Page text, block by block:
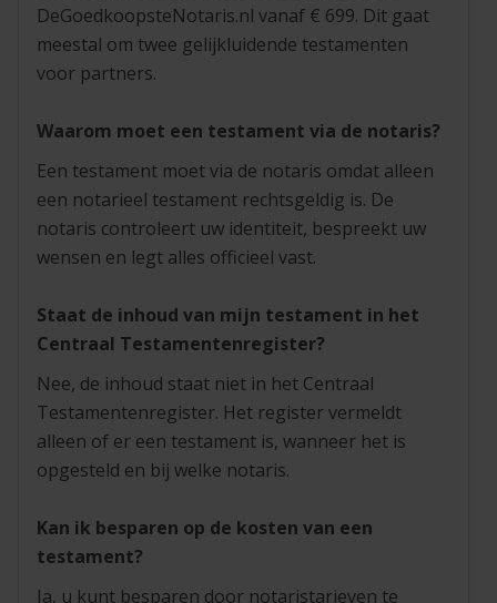
DeGoedkoopsteNotaris.nl vanaf € 699. Dit gaat
meestal om twee gelijkluidende testamenten
voor partners.
Waarom moet een testament via de notaris?
Een testament moet via de notaris omdat alleen
een notarieel testament rechtsgeldig is. De
notaris controleert uw identiteit, bespreekt uw
wensen en legt alles officieel vast.
Staat de inhoud van mijn testament in het
Centraal Testamentenregister?
Nee, de inhoud staat niet in het Centraal
Testamentenregister. Het register vermeldt
alleen of er een testament is, wanneer het is
opgesteld en bij welke notaris.
Kan ik besparen op de kosten van een
testament?
Ja, u kunt besparen door notaristarieven te